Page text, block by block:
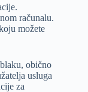
računalu.
možete
obično
usluga
za